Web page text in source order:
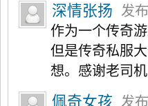
深情张扬 发
作为一个传奇
但是传奇私服
想。感谢老司
佩奇女孩 发